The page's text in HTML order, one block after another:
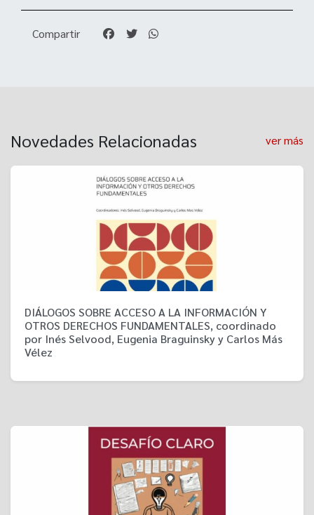
Compartir
Novedades Relacionadas ver más
DIÁLOGOS SOBRE ACCESO A LA INFORMACIÓN Y
OTROS DERECHOS FUNDAMENTALES, coordinado
por Inés Selvood, Eugenia Braguinsky y Carlos Más
Vélez